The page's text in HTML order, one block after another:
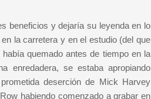
beneficios y dejaría su leyenda en lo
la carretera y en el estudio (del que
quemado antes de tiempo en la
enredadera, se estaba apropiando
deserción de Mick Harvey
habiendo comenzado a grabar en